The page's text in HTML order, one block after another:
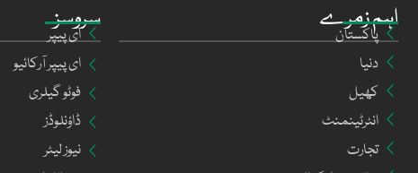
سروسز
ای پیپر
ای پیپر آرکائیو
فوٹو گیلری
ڈاؤنلوڈز
نیوز لیٹر
اہم زمرے
پاکستان
دنیا
کھیل
انٹرٹینمنٹ
تجارت